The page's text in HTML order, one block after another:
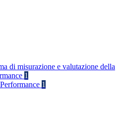
di misurazione e valutazione della
1
1